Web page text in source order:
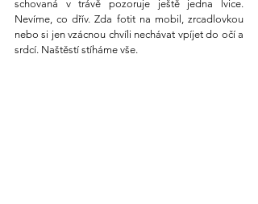
schovaná v trávě pozoruje ještě jedna lvice.
Nevíme, co dřív. Zda fotit na mobil, zrcadlovkou
nebo si jen vzácnou chvíli nechávat vpíjet do očí a
srdcí. Naštěstí stíháme vše.